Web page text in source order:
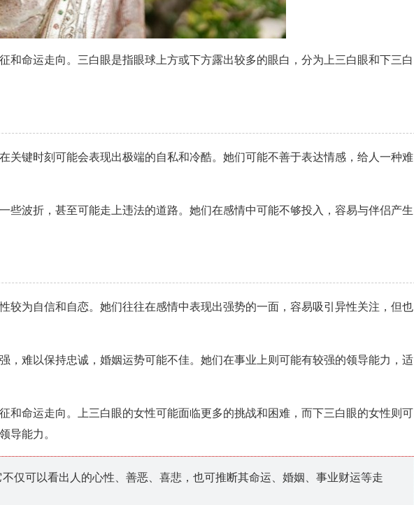
和命运走向。三白眼是指眼球上方或下方露出较多的眼白，分为上三白眼和下三白
关键时刻可能会表现出极端的自私和冷酷。她们可能不善于表达情感，给人一种难
些波折，甚至可能走上违法的道路。她们在感情中可能不够投入，容易与伴侣产生
较为自信和自恋。她们往往在感情中表现出强势的一面，容易吸引异性关注，但也
，难以保持忠诚，婚姻运势可能不佳。她们在事业上则可能有较强的领导能力，适
和命运走向。上三白眼的女性可能面临更多的挑战和困难，而下三白眼的女性则可
导能力。
仅可以看出人的心性、善恶、喜悲，也可推断其命运、婚姻、事业财运等走